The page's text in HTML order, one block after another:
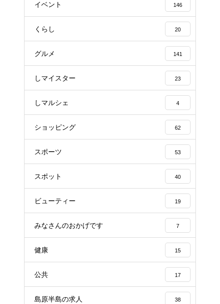
イベント 146
くらし 20
グルメ 141
しマイスター 23
しマルシェ 4
ショッピング 62
スポーツ 53
スポット 40
ビューティー 19
みなさんのおかげです 7
健康 15
公共 17
島原半島の求人 38